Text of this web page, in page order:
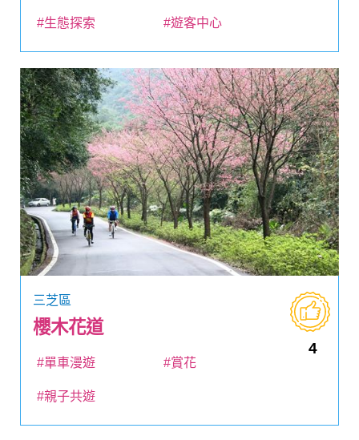
#生態探索 #遊客中心
三芝區
櫻木花道
4
#單車漫遊 #賞花
#親子共遊